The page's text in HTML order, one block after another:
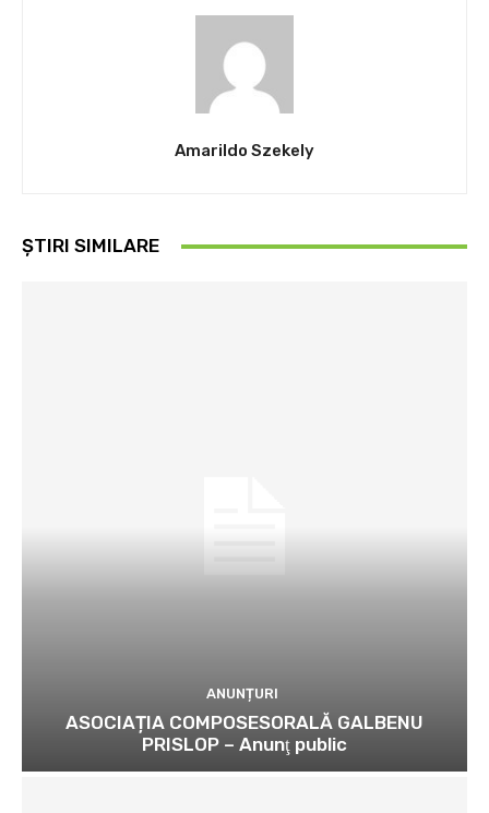
Amarildo Szekely
ȘTIRI SIMILARE
ANUNȚURI
ASOCIAȚIA COMPOSESORALĂ GALBENU
PRISLOP – Anunţ public